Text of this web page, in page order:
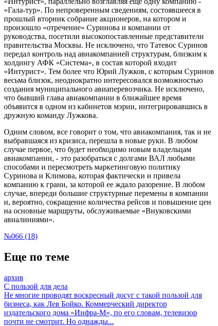
«Гала-тур». По непроверенным сведениям, состоявшееся в
прошлый вторник собрание акционеров, на котором и
произошло «отречение» Суринова и компании от
руководства, посетили высокопоставленные представители
правительства Москвы. Не исключено, что Татевос Суринов
передал контроль над авиакомпанией структурам, близким к
холдингу АФК «Система», в состав которой входит
«Интурист». Тем более что Юрий Лужков, с которым Суринов
весьма близок, неоднократно интересовался возможностью
создания муниципального авиаперевозчика. Не исключено,
что бывший глава авиакомпании в ближайшее время
объявится в одном из кабинетов мэрии, интегрировавшись в
дружную команду Лужкова.
Одним словом, все говорит о том, что авиакомпания, так и не
выбравшаяся из кризиса, перешла в новые руки. В любом
случае первое, что будет необходимо новым владельцам
авиакомпании, - это разобраться с долгами ВАЛ любыми
способами и пересмотреть маркетинговую политику
Суринова и Климова, которая фактически и привела
компанию к грани, за которой ее ждало разорение. В любом
случае, впереди большие структурные перемены в компании
и, вероятно, сокращение количества рейсов и повышение цен
на основные маршруты, обслуживаемые «Внуковскими
авиалиниями».
№066 (18)
Еще по теме
архив
С пользой для дела
Не многие проводят воскресный досуг с такой пользой для
бизнеса, как Лев Бойко. Коммерческий директор
издательского дома «Инфра-М», по его словам, телевизор
почти не смотрит. Но однажды...